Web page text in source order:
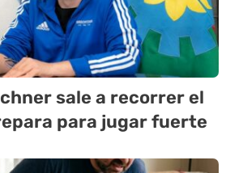
sale a recorrer el
para jugar fuerte